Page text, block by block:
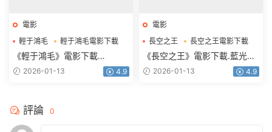
電影
輕于鴻毛
輕于鴻毛電影下載
《輕于鴻毛》電影下載
2160p.HD國語中字
2026-01-13 4.9
電影
長空之王
長空之王電影下載
《長空之王》電影下載.藍光版
1080p.BD國語中字
2026-01-13 4.9
評論 0